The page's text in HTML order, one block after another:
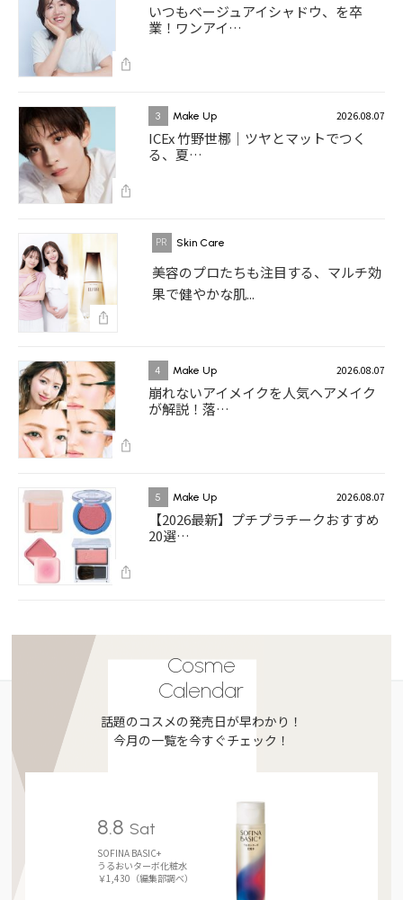
いつもベージュアイシャドウ、を卒
業！ワンアイ…
3 Make Up 2026.08.07
ICEx 竹野世梛｜ツヤとマットでつく
る、夏…
Skin Care
美容のプロたちも注目する、マルチ効
果で健やかな肌...
4 Make Up 2026.08.07
崩れないアイメイクを人気ヘアメイク
が解説！落…
5 Make Up 2026.08.07
【2026最新】プチプラチークおすすめ
20選…
Cosme
Calendar
話題のコスメの発売日が早わかり！
今月の一覧を今すぐチェック！
8.8 Sat
SOFINA BASIC+
うるおいターボ化粧水
￥1,430（編集部調べ）